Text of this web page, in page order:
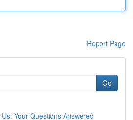
Report Page
Go
Your Questions Answered